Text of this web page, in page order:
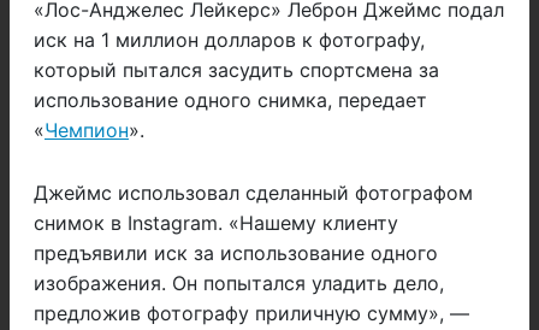
«Лос-Анджелес Лейкерс» Леброн Джеймс подал
иск на 1 миллион долларов к фотографу,
который пытался засудить спортсмена за
использование одного снимка, передает
«Чемпион».
Джеймс использовал сделанный фотографом
снимок в Instagram. «Нашему клиенту
предъявили иск за использование одного
изображения. Он попытался уладить дело,
предложив фотографу приличную сумму», —